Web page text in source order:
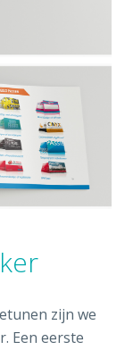
zijn we
Een eerste